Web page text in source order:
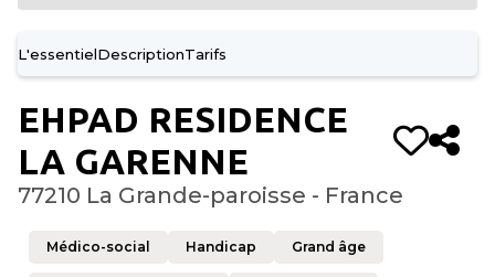
L'essentielDescriptionTarifs
EHPAD RESIDENCE
LA GARENNE
77210 La Grande-paroisse - France
Médico-social Handicap Grand âge